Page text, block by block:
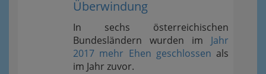
Überwindung
In sechs österreichischen
Bundesländern wurden im Jahr
2017 mehr Ehen geschlossen als
im Jahr zuvor.